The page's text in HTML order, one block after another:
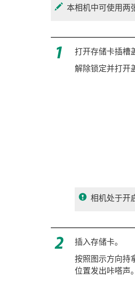
本相机中可使用两
打开存储卡插槽
解除锁定并打开
相机处于开
插入存储卡。
按照图示方向持
位置发出咔嗒声